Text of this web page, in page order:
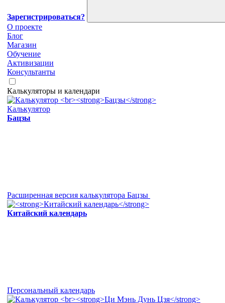
Зарегистрироваться?
О проекте
Блог
Магазин
Обучение
Активизации
Консультанты
Калькуляторы и календари
Калькулятор
Бацзы
Расширенная версия калькулятора Бацзы
Китайский календарь
Персональный календарь